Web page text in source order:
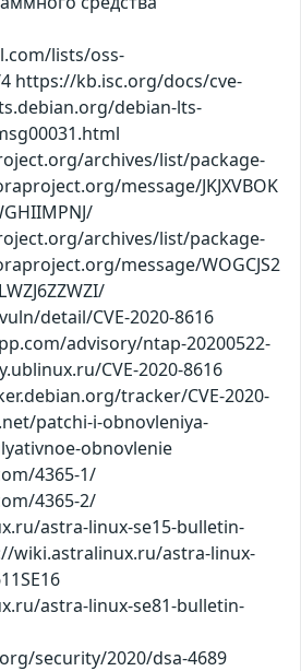
lists/oss-
https://kb.isc.org/docs/cve-
debian-lts-
archives/list/package-
message/JKJXVBOK
archives/list/package-
message/WOGCJS2
detail/CVE-2020-8616
advisory/ntap-20200522-
CVE-2020-8616
tracker/CVE-2020-
patchi-i-obnovleniya-
obnovlenie
4365-1/
4365-2/
astra-linux-se15-bulletin-
wiki.astralinux.ru/astra-linux-
astra-linux-se81-bulletin-
security/2020/dsa-4689